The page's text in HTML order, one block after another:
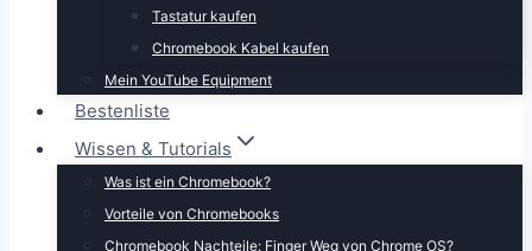
Tastatur kaufen
Chromebook Kabel kaufen
Mein YouTube Equipment
Bestenliste
Wissen & Tutorials
Was ist ein Chromebook?
Vorteile von Chromebooks
Chromebook Nachteile: Finger Weg von Chrome OS?